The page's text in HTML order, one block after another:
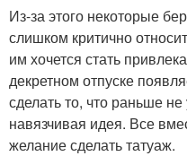
Из-за этого некоторые
слишком критично
им хочется стать
декретном отпуске
сделать то, что раньше
навязчивая идея. Все
желание сделать татуаж.